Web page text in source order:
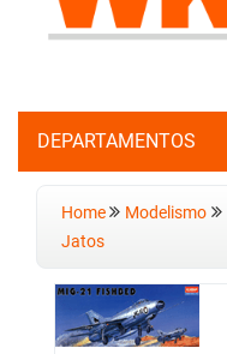
DEPARTAMENTOS
Home Modelismo
Jatos